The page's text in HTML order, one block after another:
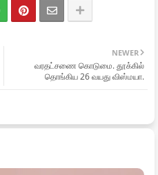
NEWER
வரதட்சணை கொடுமை. தூக்கில்
தொங்கிய 26 வயது விஸ்மயா.